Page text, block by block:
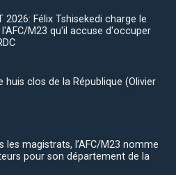
2026: Félix Tshisekedi charge le
l'AFC/M23 qu'il accuse d'occuper
huis clos de la République (Olivier
les magistrats, l’AFC/M23 nomme
pour son département de la